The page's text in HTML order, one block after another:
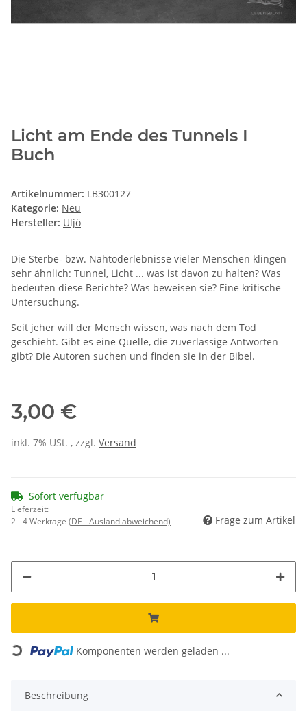
Licht am Ende des Tunnels I
Buch
Artikelnummer: LB300127
Kategorie: Neu
Hersteller: Uljö
Die Sterbe- bzw. Nahtoderlebnisse vieler Menschen klingen
sehr ähnlich: Tunnel, Licht ... was ist davon zu halten? Was
bedeuten diese Berichte? Was beweisen sie? Eine kritische
Untersuchung.
Seit jeher will der Mensch wissen, was nach dem Tod
geschieht. Gibt es eine Quelle, die zuverlässige Antworten
gibt? Die Autoren suchen und finden sie in der Bibel.
3,00 €
inkl. 7% USt. , zzgl. Versand
Sofort verfügbar
Lieferzeit:
2 - 4 Werktage (DE - Ausland abweichend) Frage zum Artikel
Loading... Komponenten werden geladen ...
Beschreibung